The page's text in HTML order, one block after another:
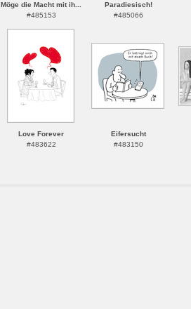
Möge die Macht mit ih...
#485153
Paradiesisch!
#485066
Love Forever
#483622
Eifersucht
#483150